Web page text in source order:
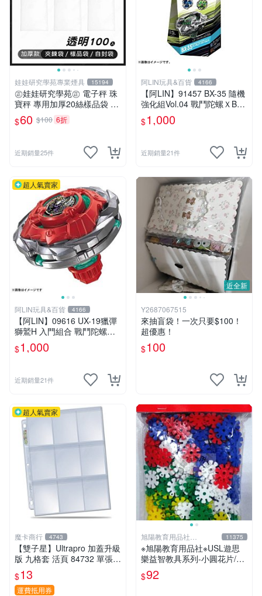
娃娃研究學苑專業煙具 15194
㊣娃娃研究學苑㊣ 電子秤 珠
寶秤 專用加厚20絲樣品袋 夾
鏈袋 5X7 (G051)
$60 $100 6折
近期銷量25件
阿LIN玩具&百貨 4166
【阿LIN】91457 BX-35 隨機
強化組Vol.04 戰鬥陀螺ＸBEY
BLADE X
$1,000
近期銷量21件
超人氣賣家
阿LIN玩具&百貨 4166
【阿LIN】09616 UX-19獵彈
獅鷲H 入門組合 戰鬥陀螺ＸB
EYBLADE X
$1,000
近期銷量21件
近全新
Y2687067515
來抽盲袋！一次只要$100！
超優惠！
$100
超人氣賣家
魔卡商行 4743
【雙子星】Ultrapro 加蓋升級
版 九格套 活頁 84732 單張寄
出 內頁 9格
$13
運費抵用券
旭陽教育用品社
20239298
11375
※旭陽教育用品社※USL遊思
樂益智教具系列-小圓花片/小
雪花片拼插積木(2.5cm,300
片裝)台灣製ST安全玩具
$92